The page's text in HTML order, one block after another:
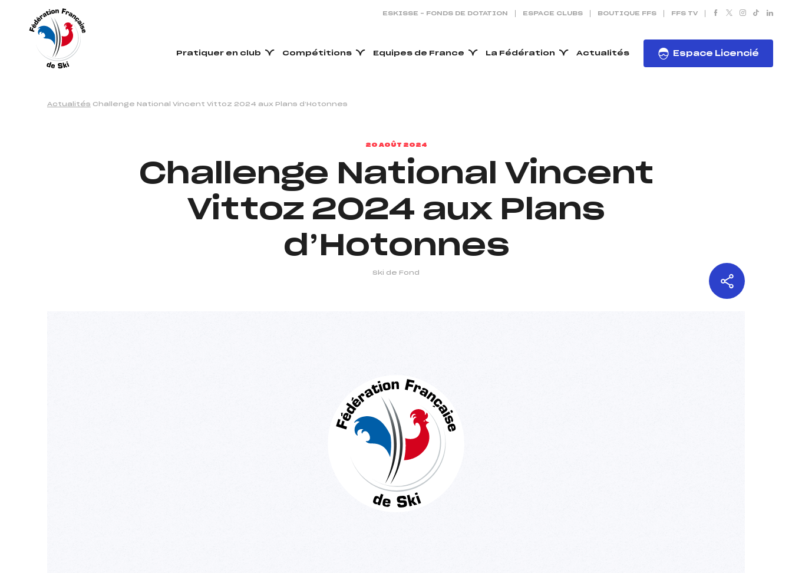
ESKISSE – FONDS DE DOTATION ESPACE CLUBS BOUTIQUE FFS FFS TV
Pratiquer en club Compétitions Equipes de France La Fédération Actualités Espace Licencié
20 AOÛT 2024
Challenge National Vincent
Vittoz 2024 aux Plans
d’Hotonnes
Ski de Fond
Actualités Challenge National Vincent Vittoz 2024 aux Plans d’Hotonnes